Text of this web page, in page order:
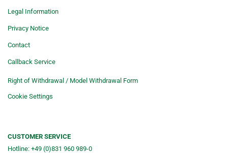
Legal Information
Privacy Notice
Contact
Callback Service
Right of Withdrawal / Model Withdrawal Form
Cookie Settings
CUSTOMER SERVICE
Hotline: +49 (0)831 960 989-0